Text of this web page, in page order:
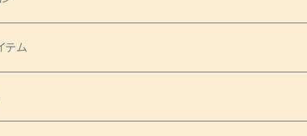
イ
テム